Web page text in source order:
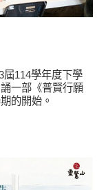
屆114學年度下學
一部《普賢行願
的開始。
最新消息